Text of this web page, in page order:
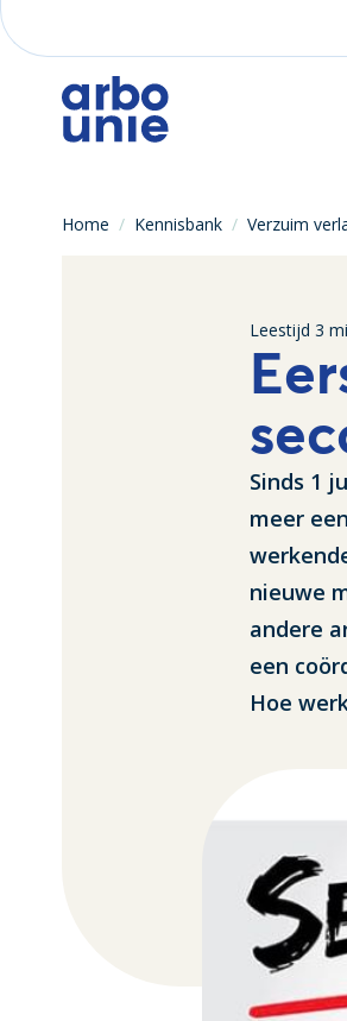
Home / Kennisbank / Verzuim
Leestijd3
Sinds 1
meer
nieuwe
andere
een
Hoe